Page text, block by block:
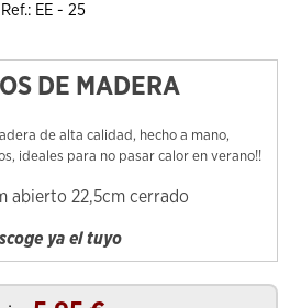
Ref.: EE - 25
DE MADERA
de alta calidad, hecho a mano,
ideales para no pasar calor en verano!!
abierto 22,5cm cerrado
ya el tuyo